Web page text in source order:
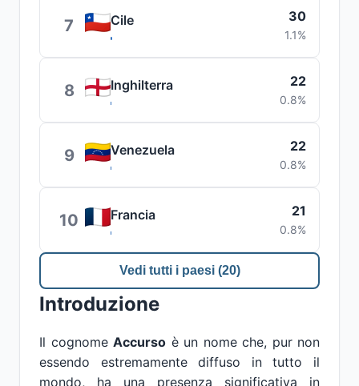
7 Cile 30
1.1%
8 Inghilterra 22
0.8%
9 Venezuela 22
0.8%
10 Francia 21
0.8%
Vedi tutti i paesi (20)
Introduzione
Il cognome Accurso è un nome che, pur non
essendo estremamente diffuso in tutto il
mondo, ha una presenza significativa in